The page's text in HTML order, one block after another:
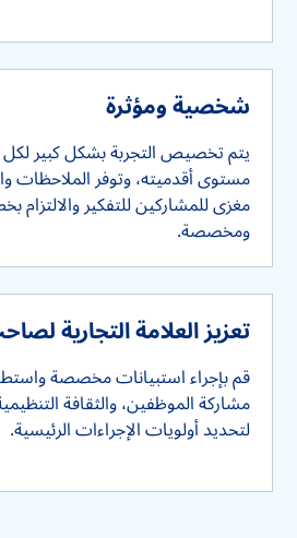
شخصية ومؤثرة
يتم تخصيص التجربة بشكل كبير
مستوى أقدميته، وتوفر الملاحظات
مغزى للمشاركين للتفكير والالتزام
ومخصصة.
تعزيز العلامة التجارية
قم بإجراء استبيانات مخصصة
مشاركة الموظفين، والثقافة
لتحديد أولويات الإجراءات الرئيسية.